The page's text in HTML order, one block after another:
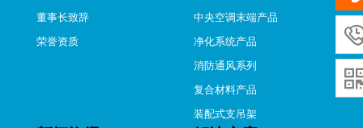
董事长致辞
荣誉资质
中央空调末端产品
净化系统产品
消防通风系列
复合材料产品
装配式支吊架